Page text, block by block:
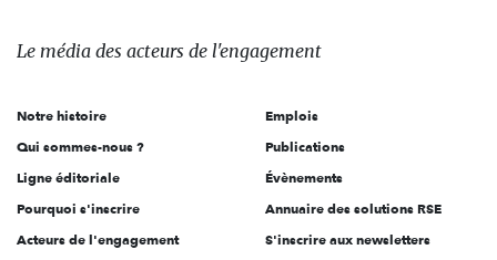
des
l'engagement
Le média des acteurs de l'engagement
Notre histoire
Qui sommes-nous ?
Ligne éditoriale
Pourquoi s'inscrire
Acteurs de l'engagement
Emplois
Publications
Évènements
Annuaire des solutions RSE
S'inscrire aux newsletters